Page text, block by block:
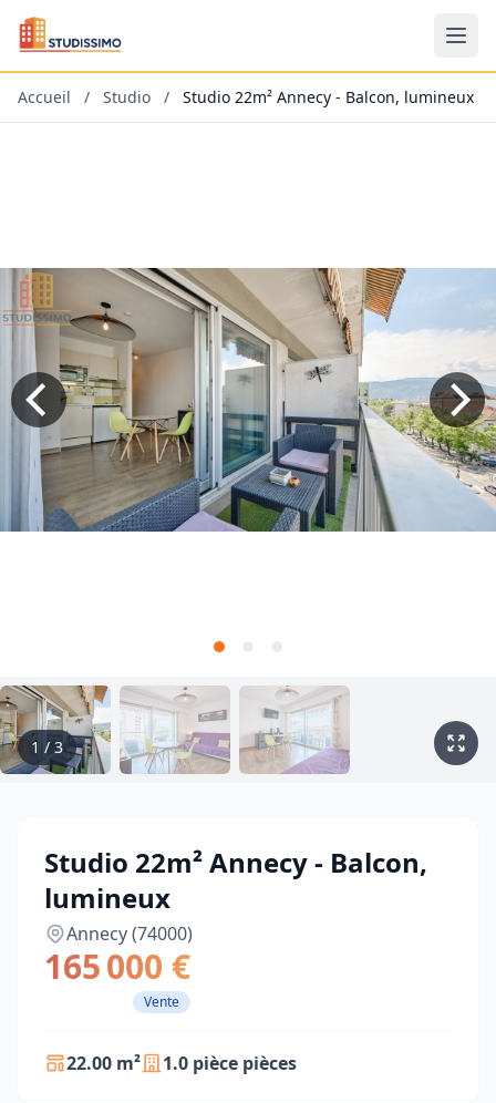
Accueil / Studio / Studio 22m² Annecy - Balcon, lumineux
1 / 3
Studio 22m² Annecy - Balcon,
lumineux
Annecy (74000)
165 000 €
Vente
22.00 m² 1.0 pièce pièces